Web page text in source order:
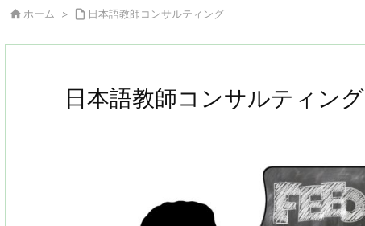
 ホーム >  日本語教師コンサルティング
日本語教師コンサルティング